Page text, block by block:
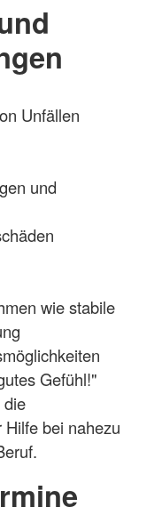
Unfällen
und
wie stabile
Gefühl!"
die
bei nahezu